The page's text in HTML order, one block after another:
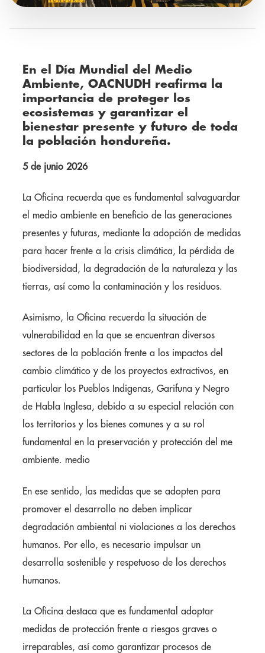
En el Día Mundial del Medio
Ambiente, OACNUDH reafirma la
importancia de proteger los
ecosistemas y garantizar el
bienestar presente y futuro de toda
la población hondureña.
5 de junio 2026
La Oficina recuerda que es fundamental salvaguardar
el medio ambiente en beneficio de las generaciones
presentes y futuras, mediante la adopción de medidas
para hacer frente a la crisis climática, la pérdida de
biodiversidad, la degradación de la naturaleza y las
tierras, así como la contaminación y los residuos.
Asimismo, la Oficina recuerda la situación de
vulnerabilidad en la que se encuentran diversos
sectores de la población frente a los impactos del
cambio climático y de los proyectos extractivos, en
particular los Pueblos Indigenas, Garifuna y Negro
de Habla Inglesa, debido a su especial relación con
los territorios y los bienes comunes y a su rol
fundamental en la preservación y protección del me
ambiente. medio
En ese sentido, las medidas que se adopten para
promover el desarrollo no deben implicar
degradación ambiental ni violaciones a los derechos
humanos. Por ello, es necesario impulsar un
desarrolla sostenible y respetuoso de los derechos
humanos.
La Oficina destaca que es fundamental adoptar
medidas de protección frente a riesgos graves o
irreparables, así como garantizar procesos de